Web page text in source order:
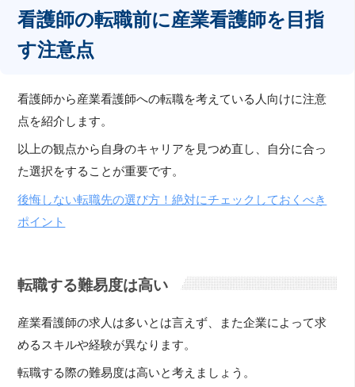
看護師の転職前に産業看護師を目指
す注意点
看護師から産業看護師への転職を考えている人向けに注意
点を紹介します。
以上の観点から自身のキャリアを見つめ直し、自分に合っ
た選択をすることが重要です。
後悔しない転職先の選び方！絶対にチェックしておくべき
ポイント
転職する難易度は高い
産業看護師の求人は多いとは言えず、また企業によって求
めるスキルや経験が異なります。
転職する際の難易度は高いと考えましょう。